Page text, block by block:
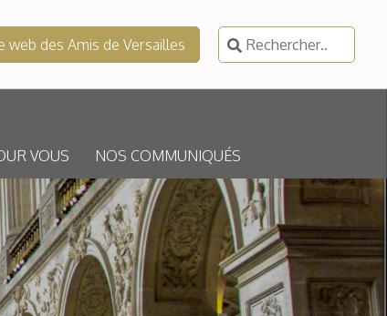
web des Amis de Versailles
Rechercher :
VOUS NOS COMMUNIQUÉS